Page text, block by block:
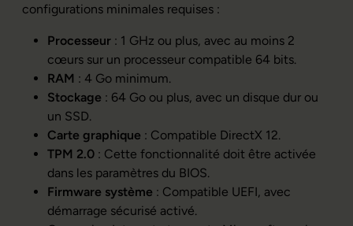
configurations minimales requises :
Processeur : 1 GHz ou plus, avec au moins 2
cœurs sur un processeur compatible 64 bits.
RAM : 4 Go minimum.
Stockage : 64 Go ou plus, avec un disque dur ou
un SSD.
Carte graphique : Compatible DirectX 12.
TPM 2.0 : Cette fonctionnalité doit être activée
dans les paramètres du BIOS.
Firmware système : Compatible UEFI, avec
démarrage sécurisé activé.